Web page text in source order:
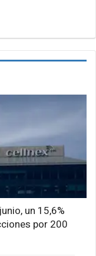
un 15,6%
por 200